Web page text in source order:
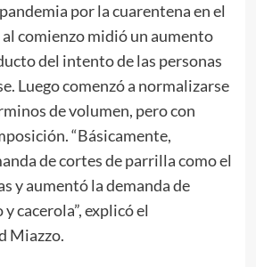
por la cuarentena en el
comienzo midió un aumento
del intento de las personas
Luego comenzó a normalizarse
de volumen, pero con
“Básicamente,
de cortes de parrilla como el
y aumentó la demanda de
cacerola”, explicó el
Miazzo.